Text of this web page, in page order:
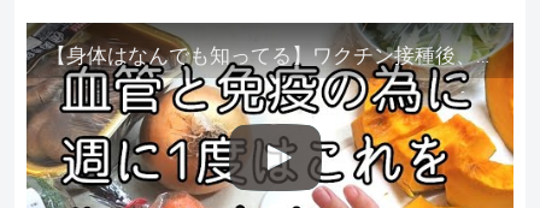
【身体はなんでも知ってる】ワクチン接種後、異常に食べたくなった野菜が細胞回復に貢献してくれました。